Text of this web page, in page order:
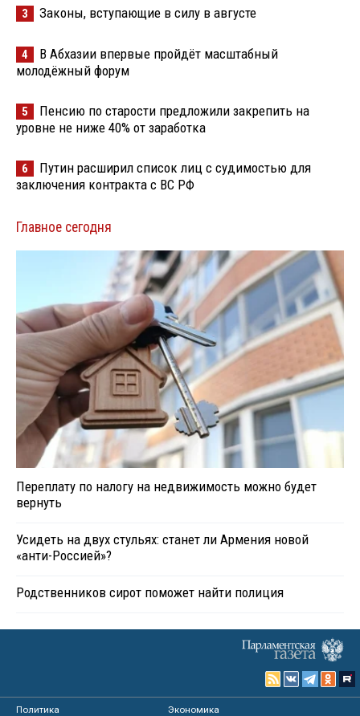
3 Законы, вступающие в силу в августе
4
В Абхазии впервые пройдёт масштабный
молодёжный форум
5
Пенсию по старости предложили закрепить на
уровне не ниже 40% от заработка
6
Путин расширил список лиц с судимостью для
заключения контракта с ВС РФ
Главное сегодня
Переплату по налогу на недвижимость можно будет
вернуть
Усидеть на двух стульях: станет ли Армения новой
«анти-Россией»?
Родственников сирот поможет найти полиция
Политика
Экономика